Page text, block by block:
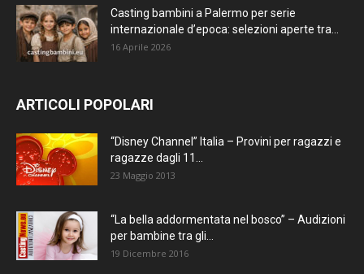
Casting bambini a Palermo per serie
internazionale d’epoca: selezioni aperte tra...
16 Aprile 2026
ARTICOLI POPOLARI
“Disney Channel” Italia – Provini per ragazzi e
ragazze dagli 11...
23 Maggio 2013
“La bella addormentata nel bosco” – Audizioni
per bambine tra gli...
19 Dicembre 2016